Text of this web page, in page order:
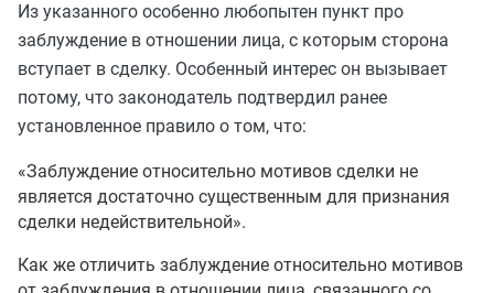
Из указанного особенно любопытен пункт про
заблуждение в отношении лица, с которым сторона
вступает в сделку. Особенный интерес он вызывает
потому, что законодатель подтвердил ранее
установленное правило о том, что:
«Заблуждение относительно мотивов сделки не
является достаточно существенным для признания
сделки недействительной».
Как же отличить заблуждение относительно мотивов